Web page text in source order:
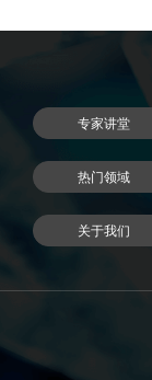
专家讲堂
热门领域
关于我们